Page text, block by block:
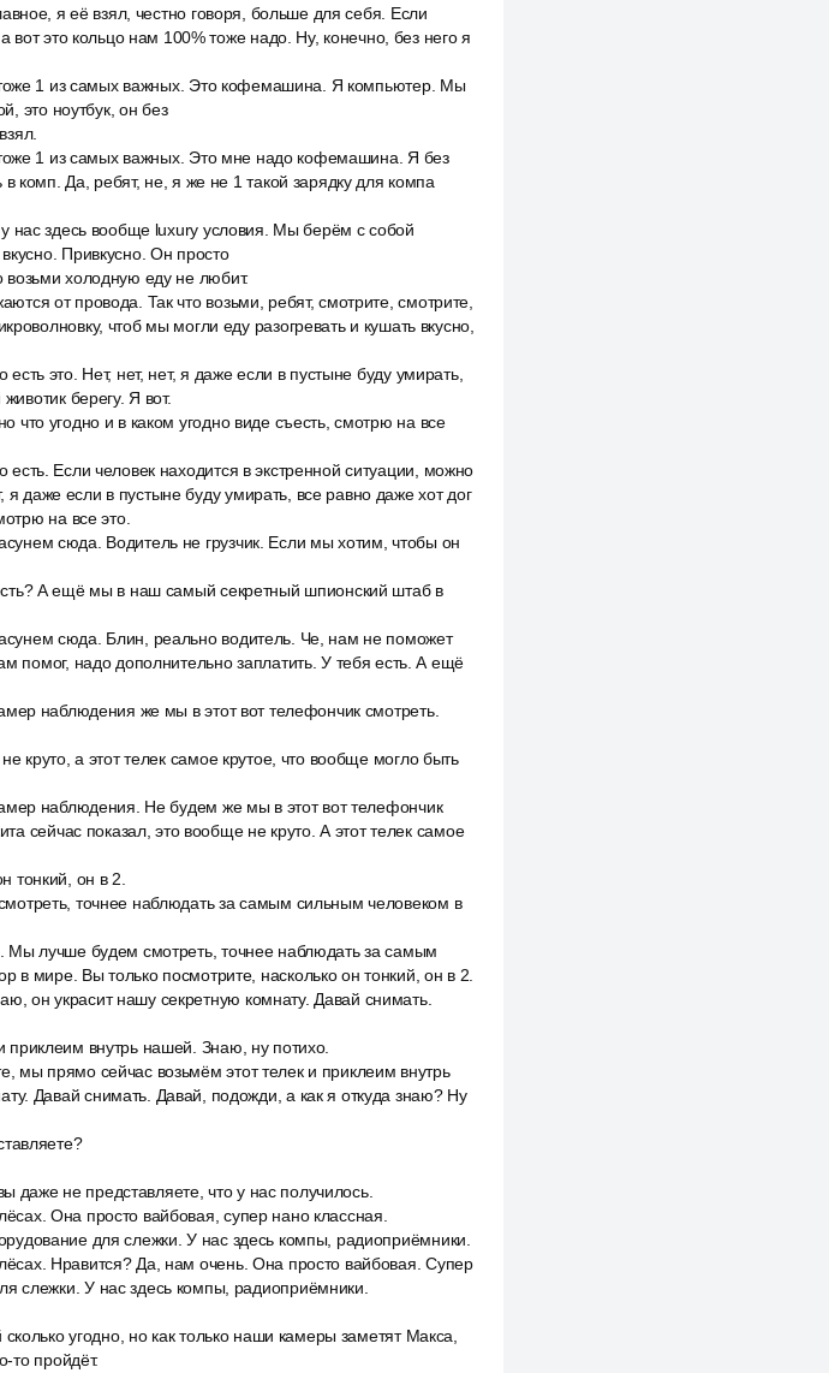
я её взял, честно говоря, больше для себя. Если
вот это кольцо нам 100% тоже надо. Ну, конечно, без него я
тоже 1 из самых важных. Это кофемашина. Я компьютер. Мы
это ноутбук, он без
тоже 1 из самых важных. Это мне надо кофемашина. Я без
Да, ребят, не, я же не 1 такой зарядку для компа
нас здесь вообще luxury условия. Мы берём с собой
Привкусно. Он просто
возьми холодную еду не любит.
от провода. Так что возьми, ребят, смотрите, смотрите,
чтоб мы могли еду разогревать и кушать вкусно,
это. Нет, нет, нет, я даже если в пустыне буду умирать,
берегу. Я вот.
что угодно и в каком угодно виде съесть, смотрю на все
Если человек находится в экстренной ситуации, можно
я даже если в пустыне буду умирать, все равно даже хот дог
на все это.
сюда. Водитель не грузчик. Если мы хотим, чтобы он
А ещё мы в наш самый секретный шпионский штаб в
сюда. Блин, реально водитель. Че, нам не поможет
помог, надо дополнительно заплатить. У тебя есть. А ещё
наблюдения же мы в этот вот телефончик смотреть.
круто, а этот телек самое крутое, что вообще могло быть
наблюдения. Не будем же мы в этот вот телефончик
сейчас показал, это вообще не круто. А этот телек самое
тонкий, он в 2.
точнее наблюдать за самым сильным человеком в
Мы лучше будем смотреть, точнее наблюдать за самым
в мире. Вы только посмотрите, насколько он тонкий, он в 2.
он украсит нашу секретную комнату. Давай снимать.
внутрь нашей. Знаю, ну потихо.
мы прямо сейчас возьмём этот телек и приклеим внутрь
Давай снимать. Давай, подожди, а как я откуда знаю? Ну
даже не представляете, что у нас получилось.
Она просто вайбовая, супер нано классная.
для слежки. У нас здесь компы, радиоприёмники.
Нравится? Да, нам очень. Она просто вайбовая. Супер
слежки. У нас здесь компы, радиоприёмники.
угодно, но как только наши камеры заметят Макса,
то пройдёт.